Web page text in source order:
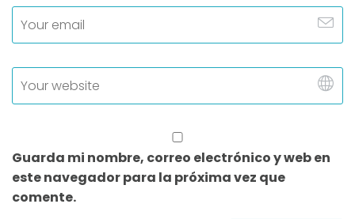
Guarda mi nombre, correo electrónico y web en
este navegador para la próxima vez que
comente.